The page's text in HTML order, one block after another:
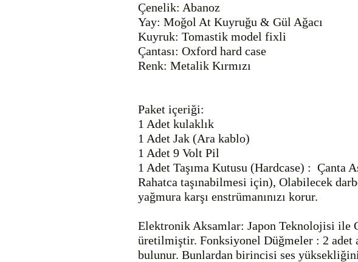
Çenelik: Abanoz
Yay: Moğol At Kuyruğu & Gül Ağacı
Kuyruk: Tomastik model fixli
Çantası: Oxford hard case
Renk: Metalik Kırmızı
Paket içeriği:
1 Adet kulaklık
1 Adet Jak (Ara kablo)
1 Adet 9 Volt Pil
1 Adet Taşıma Kutusu (Hardcase) :  Çanta
Rahatca taşınabilmesi için), Olabilecek
yağmura karşı enstrümanınızı korur.
Elektronik Aksamlar: Japon Teknolojisi ile
üretilmiştir. Fonksiyonel Düğmeler : 2 adet
bulunur. Bunlardan birincisi ses